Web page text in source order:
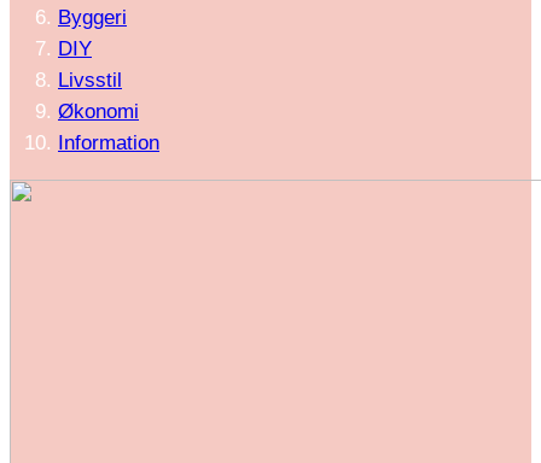
Byggeri
DIY
Livsstil
Økonomi
Information